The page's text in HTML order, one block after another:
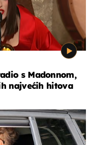
s Madonnom,
najvećih hitova